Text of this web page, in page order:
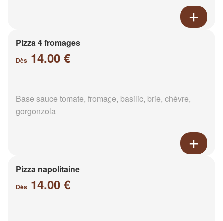
Pizza 4 fromages
Dès 14.00 €
Base sauce tomate, fromage, basilic, brie, chèvre,
gorgonzola
Pizza napolitaine
Dès 14.00 €